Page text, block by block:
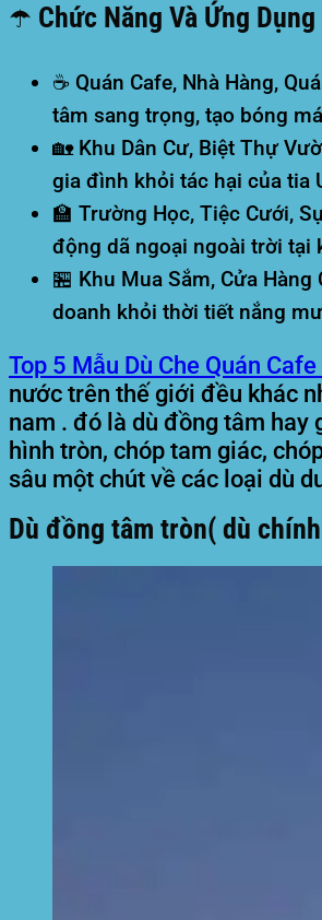
☂️ Chức Năng Và Ứng
☕ Quán Cafe, Nhà Hàng,
tâm sang trọng, tạo bóng
🏡 Khu Dân Cư, Biệt Thự
gia đình khỏi tác hại của tia
🏫 Trường Học, Tiệc Cưới,
động dã ngoại ngoài trời tại
🏪 Khu Mua Sắm, Cửa Hàng
doanh khỏi thời tiết nắng
Top 5 Mẫu Dù Che Quán
nước trên thế giới đều khác
nam . đó là dù đồng tâm hay
hình tròn, chóp tam giác,
sâu một chút về các loại dù
Dù đồng tâm tròn( dù